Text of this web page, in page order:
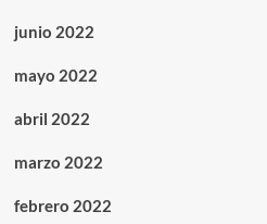
junio 2022
mayo 2022
abril 2022
marzo 2022
febrero 2022